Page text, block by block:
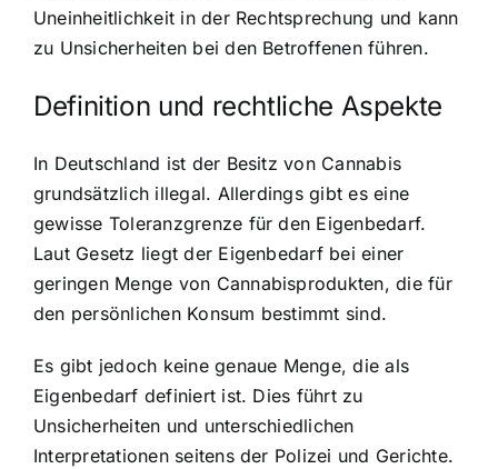
Uneinheitlichkeit in der Rechtsprechung und kann
zu Unsicherheiten bei den Betroffenen führen.
Definition und rechtliche Aspekte
In Deutschland ist der Besitz von Cannabis
grundsätzlich illegal. Allerdings gibt es eine
gewisse Toleranzgrenze für den Eigenbedarf.
Laut Gesetz liegt der Eigenbedarf bei einer
geringen Menge von Cannabisprodukten, die für
den persönlichen Konsum bestimmt sind.
Es gibt jedoch keine genaue Menge, die als
Eigenbedarf definiert ist. Dies führt zu
Unsicherheiten und unterschiedlichen
Interpretationen seitens der Polizei und Gerichte.